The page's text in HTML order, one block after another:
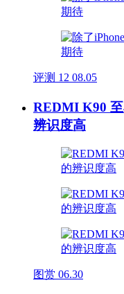
评测 12 08.05
REDMI K90
辨识度高
图赏 06.30